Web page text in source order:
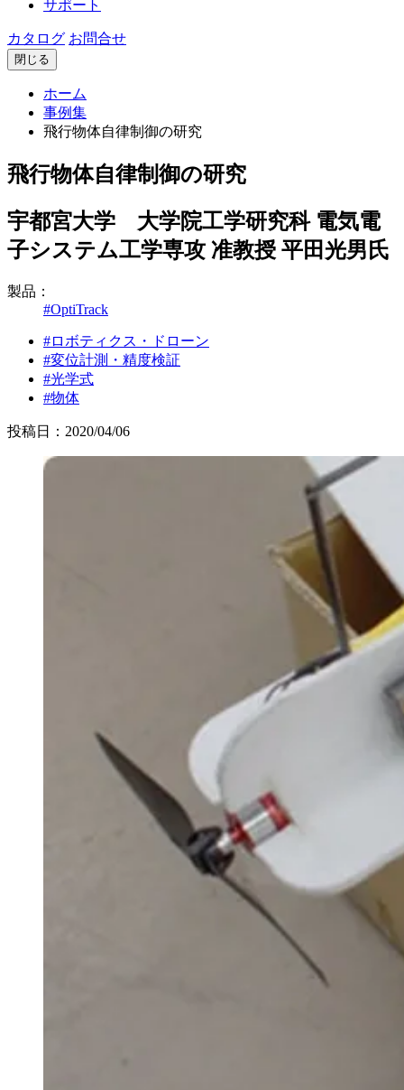
サポート
カタログ お問合せ
閉じる
ホーム
事例集
飛行物体自律制御の研究
飛行物体自律制御の研究
宇都宮大学 大学院工学研究科 電気電
子システム工学専攻 准教授 平田光男氏
製品：
#OptiTrack
#ロボティクス・ドローン
#変位計測・精度検証
#光学式
#物体
投稿日：2020/04/06